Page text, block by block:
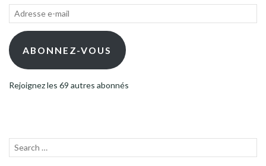
Adresse
mail ABONNEZ-VOUS
Rejoignez les 69 autres abonnés
Recherche